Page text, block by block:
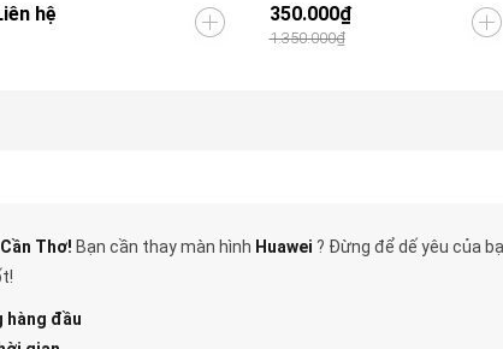
hệ 350.000₫
1.350.000₫
Thơ! Bạn cần thay màn hình Huawei ? Đừng để dế yêu của
hàng đầu